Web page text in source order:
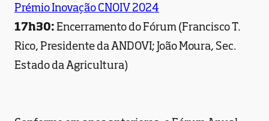
Prémio Inovação CNOIV 2024
17h30:Encerramento do Fórum (Francisco T.
Rico, Presidente da ANDOVI; João Moura, Sec.
Estado da Agricultura)